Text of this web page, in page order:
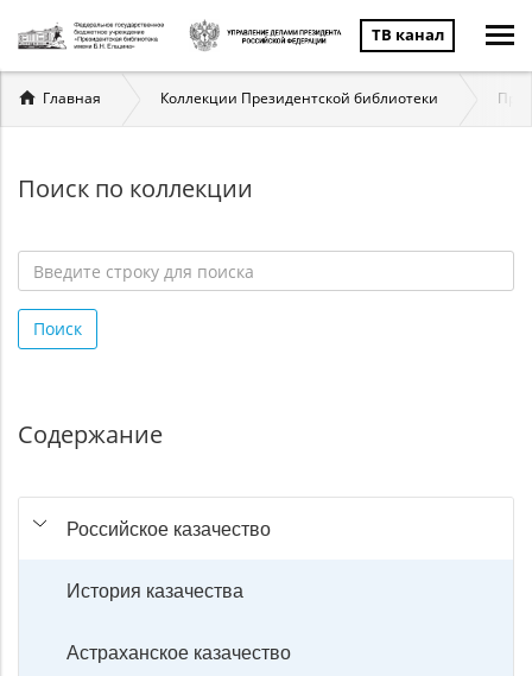
ТВ канал
Вы
здесь
Главная Коллекции Президентской библиотеки
Поиск по коллекции
строку
для
Поиск
Содержание
Российское казачество
История казачества
Астраханское казачество